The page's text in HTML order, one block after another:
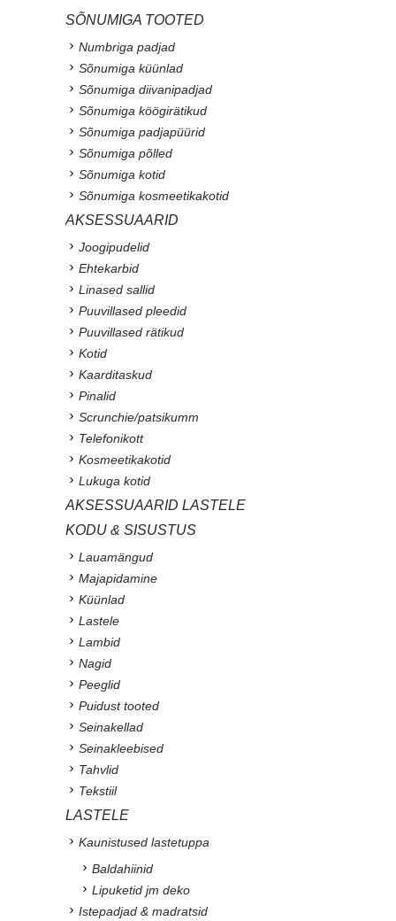
SÕNUMIGA TOOTED
Numbriga padjad
Sõnumiga küünlad
Sõnumiga diivanipadjad
Sõnumiga köögirätikud
Sõnumiga padjapüürid
Sõnumiga põlled
Sõnumiga kotid
Sõnumiga kosmeetikakotid
AKSESSUAARID
Joogipudelid
Ehtekarbid
Linased sallid
Puuvillased pleedid
Puuvillased rätikud
Kotid
Kaarditaskud
Pinalid
Scrunchie/patsikumm
Telefonikott
Kosmeetikakotid
Lukuga kotid
AKSESSUAARID LASTELE
KODU & SISUSTUS
Lauamängud
Majapidamine
Küünlad
Lastele
Lambid
Nagid
Peeglid
Puidust tooted
Seinakellad
Seinakleebised
Tahvlid
Tekstiil
LASTELE
Kaunistused lastetuppa
Baldahiinid
Lipuketid jm deko
Istepadjad & madratsid